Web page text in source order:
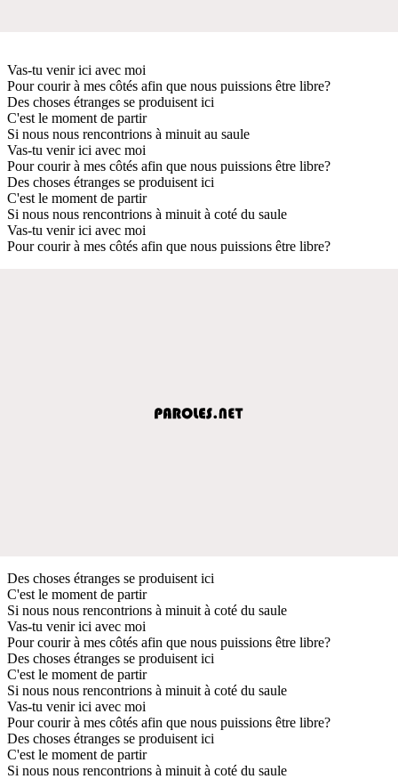
Vas-tu venir ici avec moi
Pour courir à mes côtés afin que nous puissions être libre?
Des choses étranges se produisent ici
C'est le moment de partir
Si nous nous rencontrions à minuit au saule
Vas-tu venir ici avec moi
Pour courir à mes côtés afin que nous puissions être libre?
Des choses étranges se produisent ici
C'est le moment de partir
Si nous nous rencontrions à minuit à coté du saule
Vas-tu venir ici avec moi
Pour courir à mes côtés afin que nous puissions être libre?
Des choses étranges se produisent ici
C'est le moment de partir
Si nous nous rencontrions à minuit à coté du saule
Vas-tu venir ici avec moi
Pour courir à mes côtés afin que nous puissions être libre?
Des choses étranges se produisent ici
C'est le moment de partir
Si nous nous rencontrions à minuit à coté du saule
Vas-tu venir ici avec moi
Pour courir à mes côtés afin que nous puissions être libre?
Des choses étranges se produisent ici
C'est le moment de partir
Si nous nous rencontrions à minuit à coté du saule